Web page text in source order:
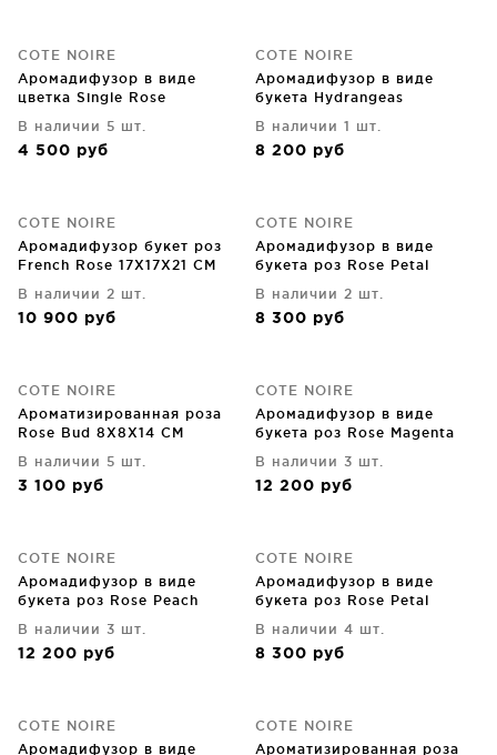
COTE NOIRE
Аромадифузор в виде
цветка Single Rose
В наличии 5 шт.
4 500 руб
COTE NOIRE
Аромадифузор в виде
букета Hydrangeas
В наличии 1 шт.
8 200 руб
COTE NOIRE
Аромадифузор букет роз
French Rose 17X17X21 CM
В наличии 2 шт.
10 900 руб
COTE NOIRE
Аромадифузор в виде
букета роз Rose Petal
В наличии 2 шт.
8 300 руб
COTE NOIRE
Ароматизированная роза
Rose Bud 8X8X14 CM
В наличии 5 шт.
3 100 руб
COTE NOIRE
Аромадифузор в виде
букета роз Rose Magenta
В наличии 3 шт.
12 200 руб
COTE NOIRE
Аромадифузор в виде
букета роз Rose Peach
В наличии 3 шт.
12 200 руб
COTE NOIRE
Аромадифузор в виде
букета роз Rose Petal
В наличии 4 шт.
8 300 руб
COTE NOIRE
Аромадифузор в виде
COTE NOIRE
Ароматизированная роза